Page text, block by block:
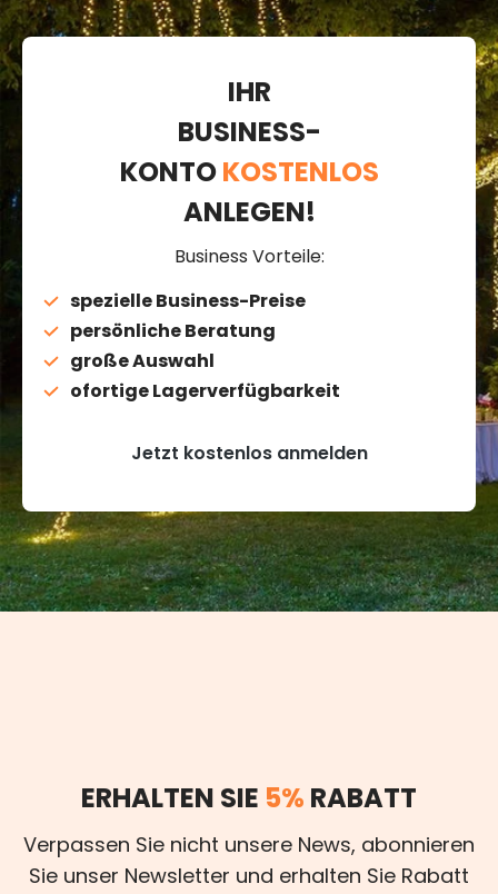
IHR
BUSINESS-
KONTOKOSTENLOS
ANLEGEN!
Business Vorteile:
spezielle Business-Preise
persönliche Beratung
große Auswahl
ofortige Lagerverfügbarkeit
Jetzt kostenlos anmelden
ERHALTEN SIE 5% RABATT
Verpassen Sie nicht unsere News, abonnieren
Sie unser Newsletter und erhalten Sie Rabatt